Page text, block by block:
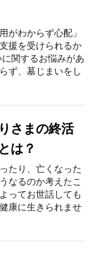
がわからず心配」
援を受けられるか
関するお悩みがあ
ず、墓じまいをし
さまの終活
は？
たり、亡くなった
なるのか考えたこ
ってお世話しても
康に生きられませ